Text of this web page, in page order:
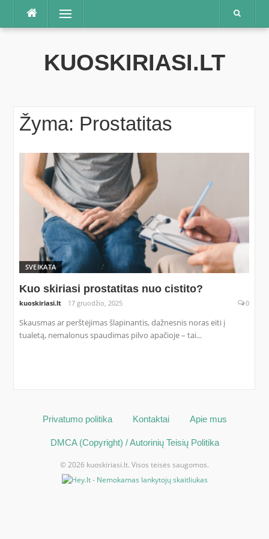
Praleisti
Meniu
KUOSKIRIASI.LT
Žyma: Prostatitas
SVEIKATA
Kuo skiriasi prostatitas nuo cistito?
kuoskiriasi.lt 17 gruodžio, 2025 0
Skausmas ar perštėjimas šlapinantis, dažnesnis noras eiti į
tualetą, nemalonus spaudimas pilvo apačioje – tai...
Privatumo politika Kontaktai Apie mus
DMCA (Copyright) / Autorinių Teisių Politika
© 2026 kuoskiriasi.lt. Visos teisės saugomos.